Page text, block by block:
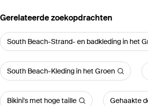
Gerelateerde zoekopdrachten
South Beach-Strand- en badkleding in het
South Beach-Kleding in het Groen
Bikini's met hoge taille Gehaakte